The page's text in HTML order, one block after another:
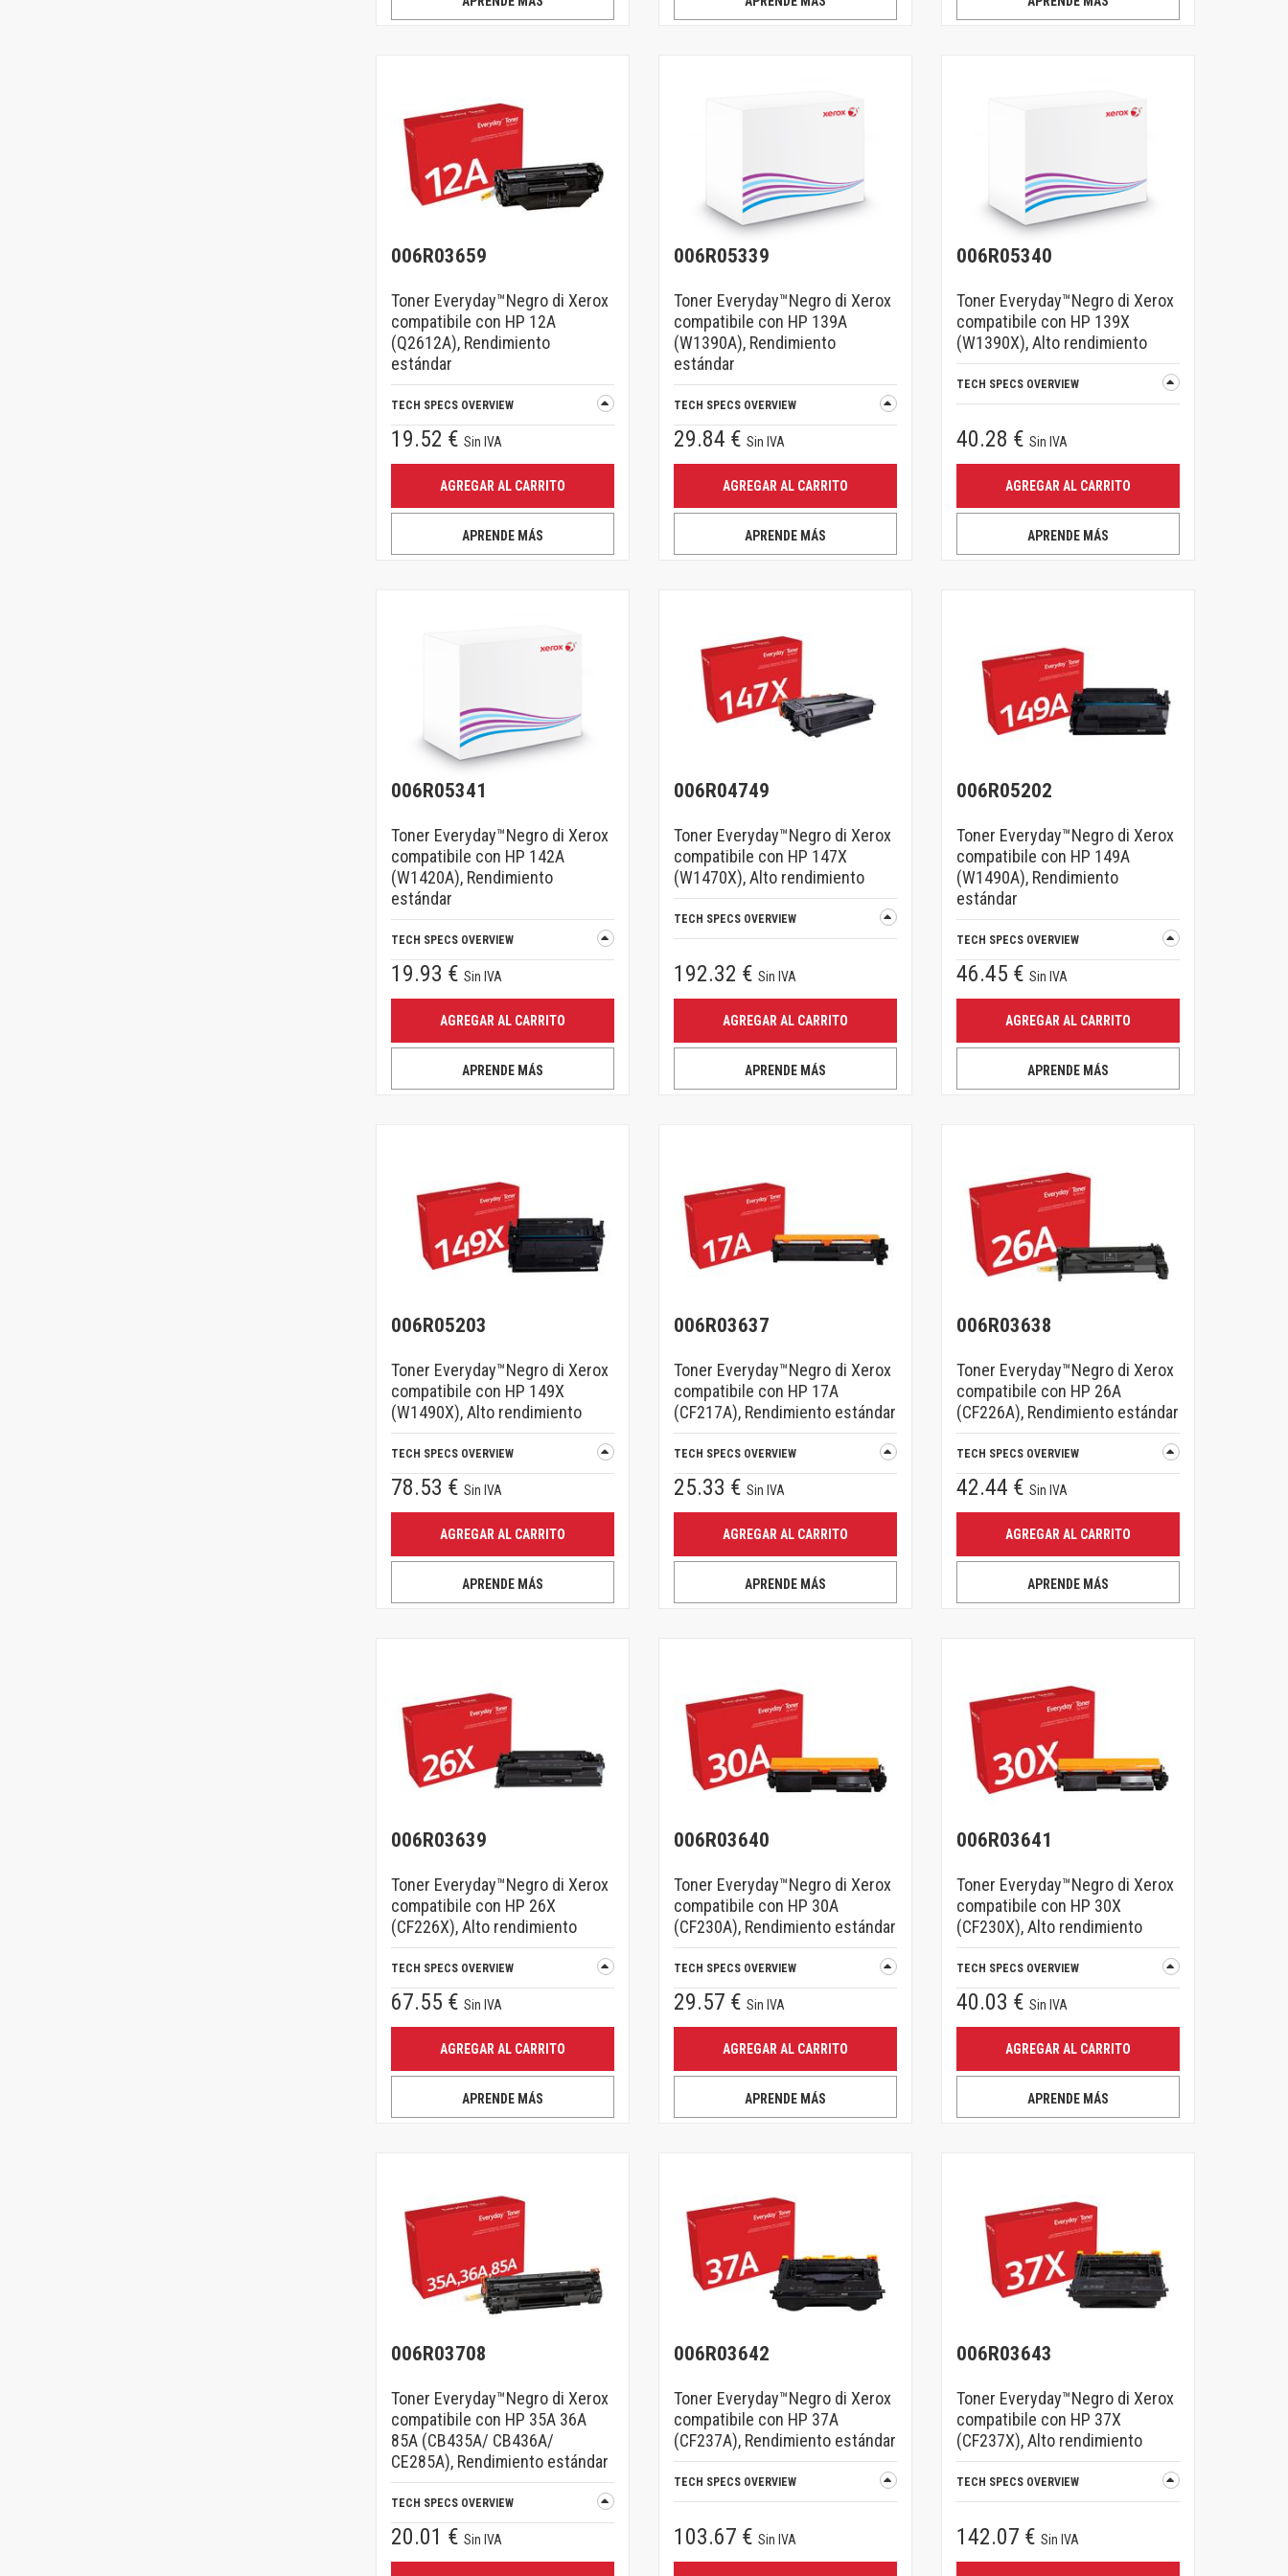
006R03659
Toner Everyday™Negro di Xerox
compatibile con HP 12A
(Q2612A), Rendimiento
estándar
TECH SPECS OVERVIEW
19.52 € Sin IVA
AGREGAR AL CARRITO
APRENDE MÁS
006R05339
Toner Everyday™Negro di Xerox
compatibile con HP 139A
(W1390A), Rendimiento
estándar
TECH SPECS OVERVIEW
29.84 € Sin IVA
AGREGAR AL CARRITO
APRENDE MÁS
006R05340
Toner Everyday™Negro di Xerox
compatibile con HP 139X
(W1390X), Alto rendimiento
TECH SPECS OVERVIEW
40.28 € Sin IVA
AGREGAR AL CARRITO
APRENDE MÁS
006R05341
Toner Everyday™Negro di Xerox
compatibile con HP 142A
(W1420A), Rendimiento
estándar
TECH SPECS OVERVIEW
19.93 € Sin IVA
AGREGAR AL CARRITO
APRENDE MÁS
006R04749
Toner Everyday™Negro di Xerox
compatibile con HP 147X
(W1470X), Alto rendimiento
TECH SPECS OVERVIEW
192.32 € Sin IVA
AGREGAR AL CARRITO
APRENDE MÁS
006R05202
Toner Everyday™Negro di Xerox
compatibile con HP 149A
(W1490A), Rendimiento
estándar
TECH SPECS OVERVIEW
46.45 € Sin IVA
AGREGAR AL CARRITO
APRENDE MÁS
006R05203
Toner Everyday™Negro di Xerox
compatibile con HP 149X
(W1490X), Alto rendimiento
TECH SPECS OVERVIEW
78.53 € Sin IVA
AGREGAR AL CARRITO
APRENDE MÁS
006R03637
Toner Everyday™Negro di Xerox
compatibile con HP 17A
(CF217A), Rendimiento estándar
TECH SPECS OVERVIEW
25.33 € Sin IVA
AGREGAR AL CARRITO
APRENDE MÁS
006R03638
Toner Everyday™Negro di Xerox
compatibile con HP 26A
(CF226A), Rendimiento estándar
TECH SPECS OVERVIEW
42.44 € Sin IVA
AGREGAR AL CARRITO
APRENDE MÁS
006R03639
Toner Everyday™Negro di Xerox
compatibile con HP 26X
(CF226X), Alto rendimiento
TECH SPECS OVERVIEW
67.55 € Sin IVA
AGREGAR AL CARRITO
APRENDE MÁS
006R03640
Toner Everyday™Negro di Xerox
compatibile con HP 30A
(CF230A), Rendimiento estándar
TECH SPECS OVERVIEW
29.57 € Sin IVA
AGREGAR AL CARRITO
APRENDE MÁS
006R03641
Toner Everyday™Negro di Xerox
compatibile con HP 30X
(CF230X), Alto rendimiento
TECH SPECS OVERVIEW
40.03 € Sin IVA
AGREGAR AL CARRITO
APRENDE MÁS
006R03708
Toner Everyday™Negro di Xerox
compatibile con HP 35A 36A
85A (CB435A/ CB436A/
CE285A), Rendimiento estándar
TECH SPECS OVERVIEW
20.01 € Sin IVA
006R03642
Toner Everyday™Negro di Xerox
compatibile con HP 37A
(CF237A), Rendimiento estándar
TECH SPECS OVERVIEW
103.67 € Sin IVA
006R03643
Toner Everyday™Negro di Xerox
compatibile con HP 37X
(CF237X), Alto rendimiento
TECH SPECS OVERVIEW
142.07 € Sin IVA